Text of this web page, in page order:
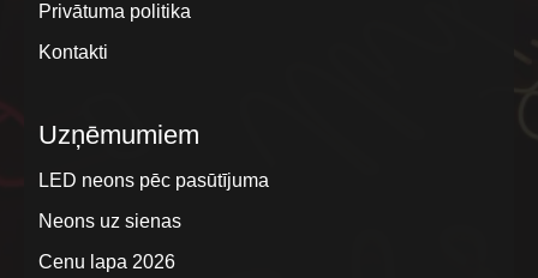
Privātuma politika
Kontakti
Uzņēmumiem
LED neons pēc pasūtījuma
Neons uz sienas
Cenu lapa 2026